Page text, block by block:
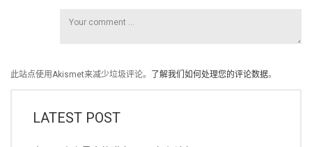
此站点使用Akismet来减少垃圾评论。 了解我们如何处理您的评论数据。
LATEST POST